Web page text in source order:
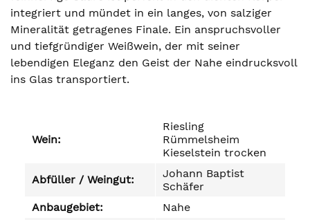
integriert und mündet in ein langes, von salziger
Mineralität getragenes Finale. Ein anspruchsvoller
und tiefgründiger Weißwein, der mit seiner
lebendigen Eleganz den Geist der Nahe eindrucksvoll
ins Glas transportiert.
Wein:
Riesling
Rümmelsheim
Kieselstein trocken
Abfüller / Weingut:
Johann Baptist
Schäfer
Anbaugebiet:
Nahe